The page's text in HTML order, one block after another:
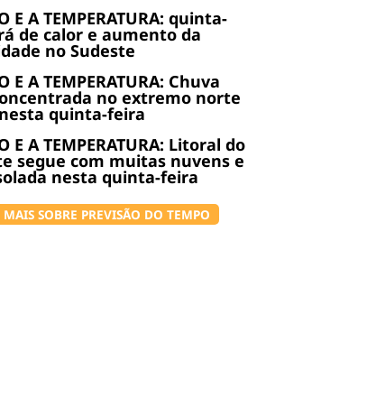
E A TEMPERATURA: quinta-
de calor e aumento da
no Sudeste
E A TEMPERATURA: Chuva
no extremo norte
quinta-feira
E A TEMPERATURA: Litoral do
segue com muitas nuvens e
nesta quinta-feira
MAIS SOBRE PREVISÃO DO TEMPO